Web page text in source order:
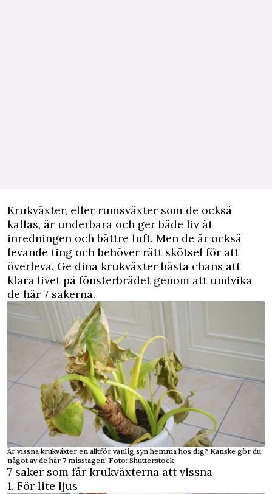
Krukväxter, eller rumsväxter som de också
kallas, är underbara och ger både liv åt
inredningen och bättre luft. Men de är också
levande ting och behöver rätt skötsel för att
överleva. Ge dina krukväxter bästa chans att
klara livet på fönsterbrädet genom att undvika
de här 7 sakerna.
Är vissna krukväxter en alltför vanlig syn hemma hos dig? Kanske gör du
något av de här 7 misstagen! Foto: Shutterstock
7 saker som får krukväxterna att vissna
1. För lite ljus